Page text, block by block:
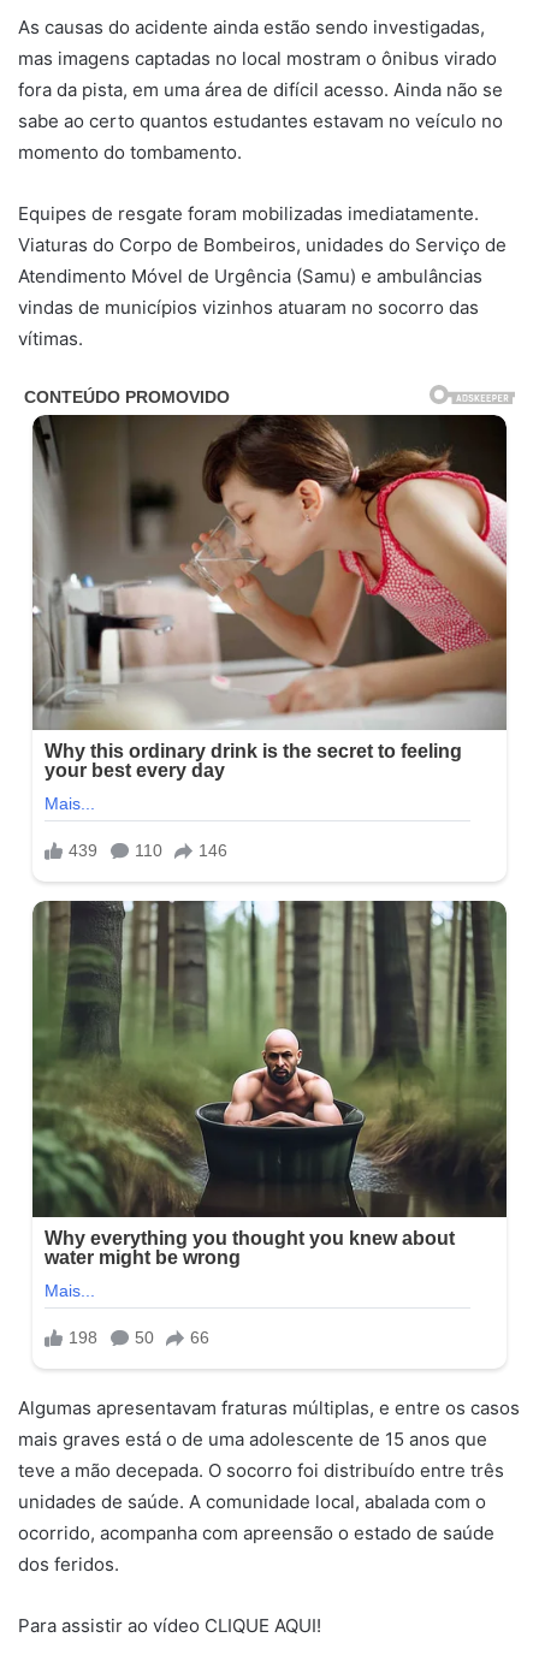
As causas do acidente ainda estão sendo investigadas,
mas imagens captadas no local mostram o ônibus virado
fora da pista, em uma área de difícil acesso. Ainda não se
sabe ao certo quantos estudantes estavam no veículo no
momento do tombamento.
Equipes de resgate foram mobilizadas imediatamente.
Viaturas do Corpo de Bombeiros, unidades do Serviço de
Atendimento Móvel de Urgência (Samu) e ambulâncias
vindas de municípios vizinhos atuaram no socorro das
vítimas.
Algumas apresentavam fraturas múltiplas, e entre os casos
mais graves está o de uma adolescente de 15 anos que
teve a mão decepada. O socorro foi distribuído entre três
unidades de saúde. A comunidade local, abalada com o
ocorrido, acompanha com apreensão o estado de saúde
dos feridos.
Para assistir ao vídeo CLIQUE AQUI!